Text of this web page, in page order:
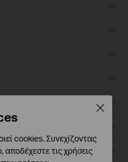
cookies. Συνεχίζοντας
αποδέχεστε τις χρήσεις
Close